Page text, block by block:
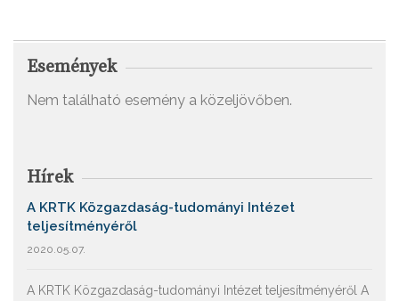
Események
Nem található esemény a közeljövőben.
Hírek
A KRTK Közgazdaság-tudományi Intézet
teljesítményéről
2020.05.07.
A KRTK Közgazdaság-tudományi Intézet teljesítményéről A